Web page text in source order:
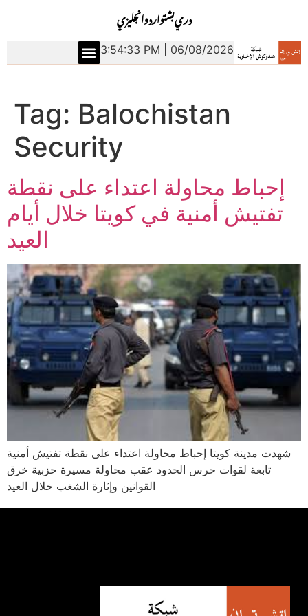
انجليزياردوبشتودري
3:54:34 PM | 06/08/2026
Tag: Balochistan
Security
إحباط محاولة اعتداء على نقطة
تفتيش أمنية في كويتا خلال أيام
العيد
شهدت مدينة كويتا إحباط محاولة اعتداء على نقطة تفتيش أمنية
تابعة لقوات حرس الحدود عقب محاولة مسيرة حزبية خرق
القوانين وإثارة الشغب خلال العيد